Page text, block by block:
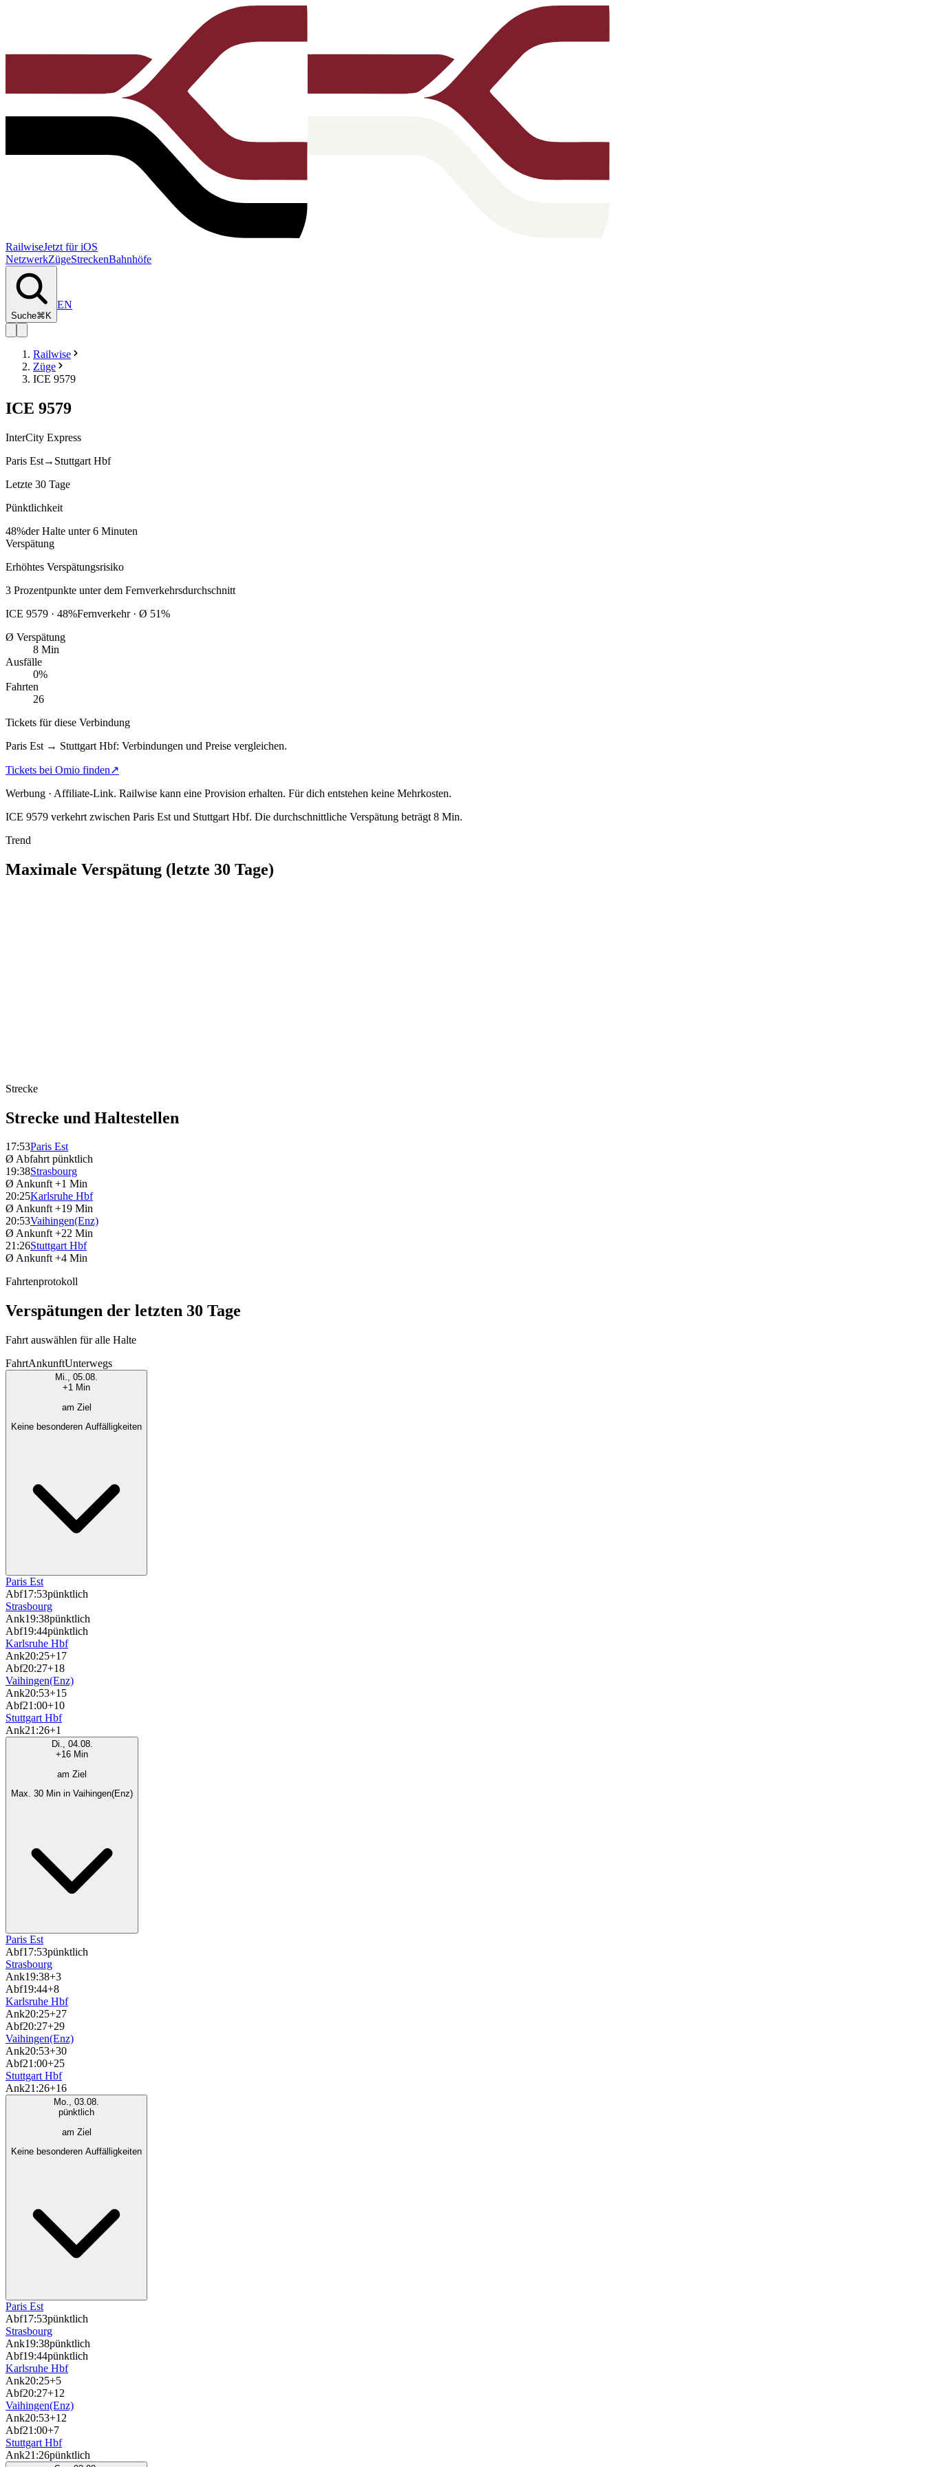
RailwiseJetzt für iOS
NetzwerkZügeStreckenBahnhöfe
Suche⌘K
EN
Railwise
Züge
ICE 9579
ICE 9579
InterCity Express
Paris Est→ Stuttgart Hbf
Letzte 30 Tage
Pünktlichkeit
48%der Halte unter 6 Minuten
Verspätung
Erhöhtes Verspätungsrisiko
3 Prozentpunkte unter dem Fernverkehrsdurchschnitt
ICE 9579 · 48%Fernverkehr · Ø 51%
Ø Verspätung
8 Min
Ausfälle
0%
Fahrten
26
Tickets für diese Verbindung
Paris Est → Stuttgart Hbf: Verbindungen und Preise vergleichen.
Tickets bei Omio finden↗
Werbung · Affiliate-Link. Railwise kann eine Provision erhalten. Für dich entstehen keine Mehrkosten.
ICE 9579 verkehrt zwischen Paris Est und Stuttgart Hbf. Die durchschnittliche Verspätung beträgt 8 Min.
Trend
Maximale Verspätung (letzte 30 Tage)
Strecke
Strecke und Haltestellen
17:53Paris Est
Ø Abfahrt pünktlich
19:38Strasbourg
Ø Ankunft +1 Min
20:25Karlsruhe Hbf
Ø Ankunft +19 Min
20:53Vaihingen(Enz)
Ø Ankunft +22 Min
21:26Stuttgart Hbf
Ø Ankunft +4 Min
Fahrtenprotokoll
Verspätungen der letzten 30 Tage
Fahrt auswählen für alle Halte
FahrtAnkunftUnterwegs
Mi., 05.08.
+1 Min
am Ziel
Keine besonderen Auffälligkeiten
Paris Est
Abf17:53pünktlich
Strasbourg
Ank19:38pünktlich
Abf19:44pünktlich
Karlsruhe Hbf
Ank20:25+17
Abf20:27+18
Vaihingen(Enz)
Ank20:53+15
Abf21:00+10
Stuttgart Hbf
Ank21:26+1
Di., 04.08.
+16 Min
am Ziel
Max. 30 Min in Vaihingen(Enz)
Paris Est
Abf17:53pünktlich
Strasbourg
Ank19:38+3
Abf19:44+8
Karlsruhe Hbf
Ank20:25+27
Abf20:27+29
Vaihingen(Enz)
Ank20:53+30
Abf21:00+25
Stuttgart Hbf
Ank21:26+16
Mo., 03.08.
pünktlich
am Ziel
Keine besonderen Auffälligkeiten
Paris Est
Abf17:53pünktlich
Strasbourg
Ank19:38pünktlich
Abf19:44pünktlich
Karlsruhe Hbf
Ank20:25+5
Abf20:27+12
Vaihingen(Enz)
Ank20:53+12
Abf21:00+7
Stuttgart Hbf
Ank21:26pünktlich